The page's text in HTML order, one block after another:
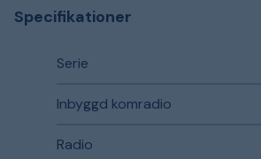
Specifikationer
Serie
Inbyggd komradio
Radio